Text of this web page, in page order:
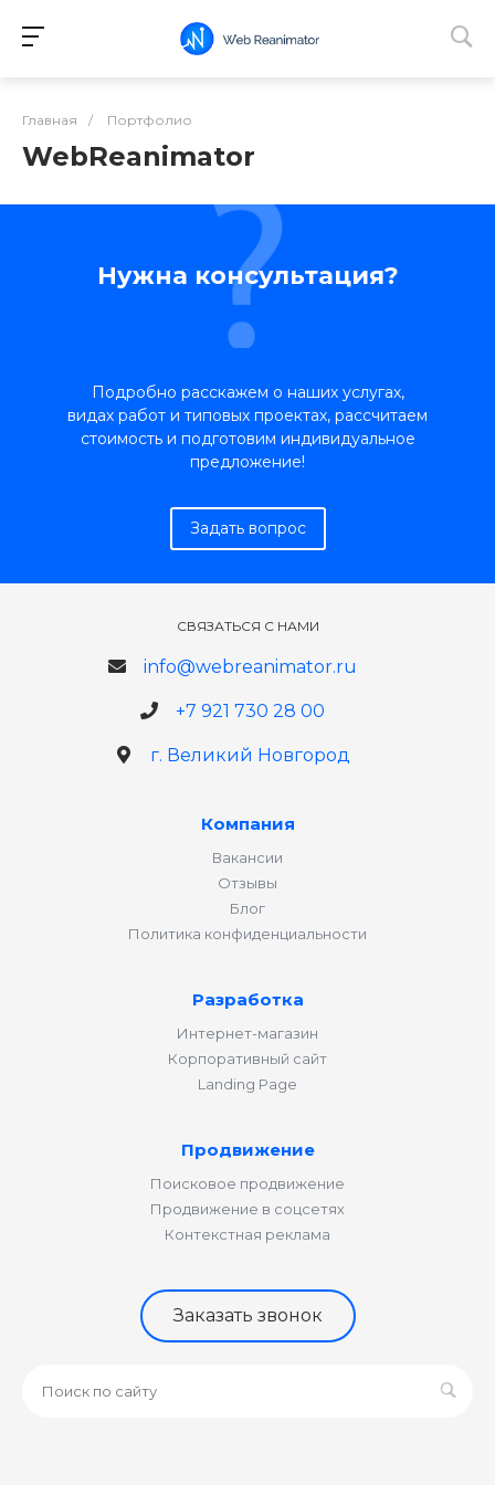
Главная / Портфолио
WebReanimator
Нужна консультация?
Подробно расскажем о наших услугах,
видах работ и типовых проектах, рассчитаем
стоимость и подготовим индивидуальное
предложение!
Задать вопрос
СВЯЗАТЬСЯ С НАМИ
info@webreanimator.ru
+7 921 730 28 00
г. Великий Новгород
Компания
Вакансии
Отзывы
Блог
Политика конфиденциальности
Разработка
Интернет-магазин
Корпоративный сайт
Landing Page
Продвижение
Поисковое продвижение
Продвижение в соцсетях
Контекстная реклама
Заказать звонок